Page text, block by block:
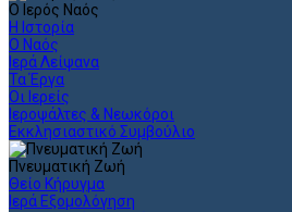
Ο Ιερός Ναός
Η Ιστορία
Ο Ναός
Ιερά Λείψανα
Τα Έργα
Οι Ιερείς
Ιεροψάλτες & Νεωκόροι
Εκκλησιαστικό Συμβούλιο
Πνευματική Ζωή
Θείο Κήρυγμα
Ιερά Εξομολόγηση